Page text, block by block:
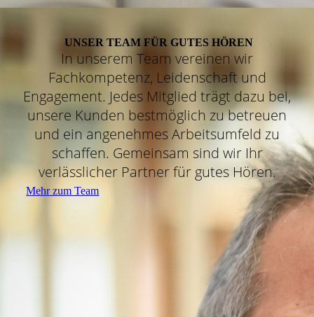
UNSER TEAM FÜR GUTES HÖREN
In unserem Team vereinen wir
Fachkompetenz, Leidenschaft und
Engagement. Jedes Mitglied trägt dazu bei,
unsere Kunden bestmöglich zu betreuen
und ein angenehmes Arbeitsumfeld zu
schaffen. Gemeinsam sind wir Ihr
verlässlicher Partner für gutes Hören.
Mehr zum Team